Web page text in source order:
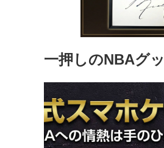
一押しのNBAグ
17,240円(税込)